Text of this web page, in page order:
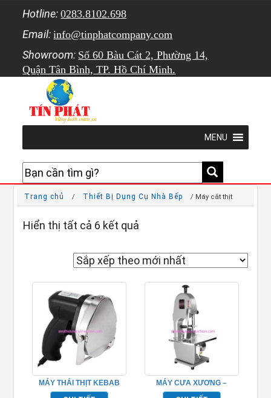
Hotline: 0283.8102.698
Email: info@tinphatcompany.com
Showroom: Số 60 Bàu Cát 2, Phường 14,
Quận Tân Bình, TP. Hồ Chí Minh.
MENU
Trang chủ / Thiết Bị Dụng Cụ Nhà Bếp / Máy cắt thịt
Hiển thị tất cả 6 kết quả
MÁY THÁI THỊT KEBAB
ĐIỆN – TPZH0012
MÁY CƯA XƯƠNG –
TPJNJ260A